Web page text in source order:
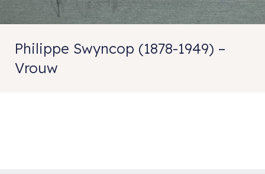
Philippe Swyncop (1878-1949) –
Vrouw